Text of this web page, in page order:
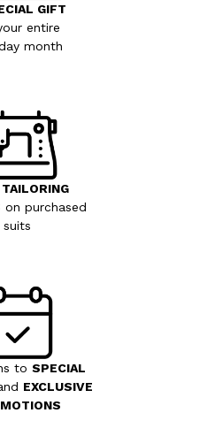
GIFT
entire
month
on purchased
suits
to SPECIAL
EXCLUSIVE